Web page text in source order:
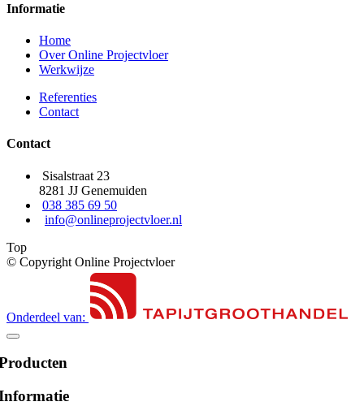
Informatie
Home
Over Online Projectvloer
Werkwijze
Referenties
Contact
Contact
Sisalstraat 23
8281 JJ Genemuiden
038 385 69 50
info@onlineprojectvloer.nl
Top
© Copyright Online Projectvloer
Onderdeel van: